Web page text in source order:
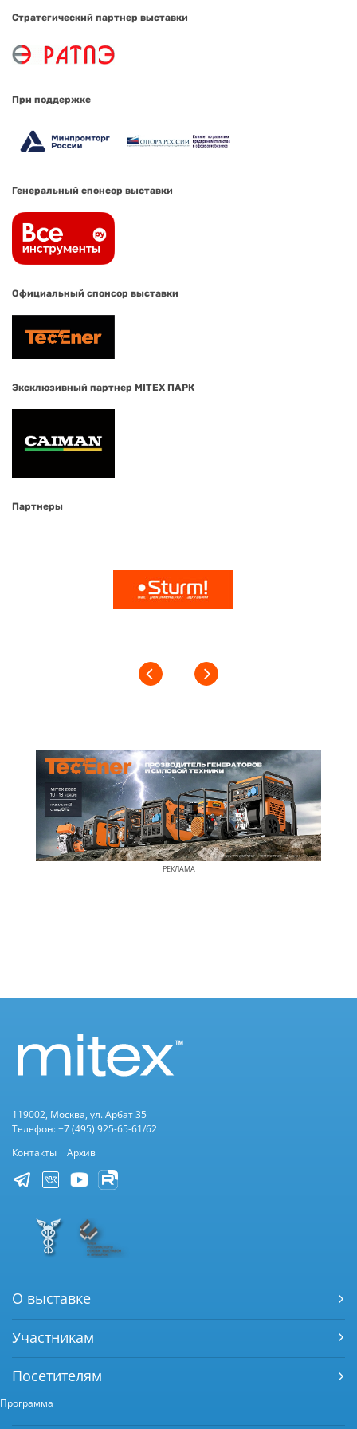
Стратегический партнер выставки
При поддержке
Генеральный спонсор выставки
Официальный спонсор выставки
Эксклюзивный партнер MITEX ПАРК
Партнеры
РЕКЛАМА
119002, Москва, ул. Арбат 35
Телефон: +7 (495) 925-65-61/62
Контакты
Архив
О выставке
Участникам
Посетителям
Программа